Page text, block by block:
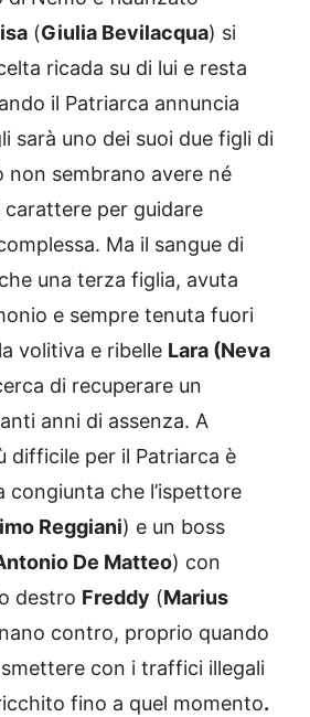
(Giulia Bevilacqua) si
ricada su di lui e resta
il Patriarca annuncia
sarà uno dei suoi due figli di
non sembrano avere né
carattere per guidare
Ma il sangue di
una terza figlia, avuta
e sempre tenuta fuori
volitiva e ribelle Lara (Neva
di recuperare un
anni di assenza. A
difficile per il Patriarca è
congiunta che l’ispettore
Reggiani) e un boss
De Matteo) con
destro Freddy (Marius
contro, proprio quando
con i traffici illegali
fino a quel momento.